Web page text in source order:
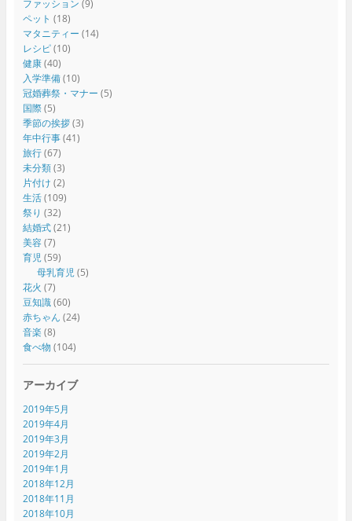
ファッション (9)
ペット (18)
マタニティー (14)
レシピ(10)
健康(40)
入学準備(10)
冠婚葬祭・マナー (5)
国際(5)
季節の挨拶(3)
年中行事(41)
旅行(67)
未分類(3)
片付け (2)
生活(109)
祭り (32)
結婚式(21)
美容(7)
育児(59)
母乳育児(5)
花火 (7)
豆知識(60)
赤ちゃん (24)
音楽 (8)
食べ物 (104)
アーカイブ
2019年5月
2019年4月
2019年3月
2019年2月
2019年1月
2018年12月
2018年11月
2018年10月